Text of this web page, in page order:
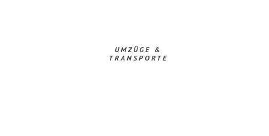
UMZÜGE &
TRANSPORTE